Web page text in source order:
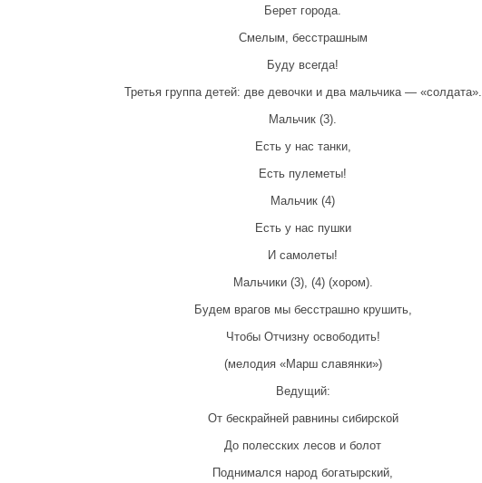
Берет города.
Смелым, бесстрашным
Буду всегда!
Третья группа детей: две девочки и два мальчика — «солдата».
Мальчик (3).
Есть у нас танки,
Есть пулеметы!
Мальчик (4)
Есть у нас пушки
И самолеты!
Мальчики (3), (4) (хором).
Будем врагов мы бесстрашно крушить,
Чтобы Отчизну освободить!
(мелодия «Марш славянки»)
Ведущий:
От бескрайней равнины сибирской
До полесских лесов и болот
Поднимался народ богатырский,